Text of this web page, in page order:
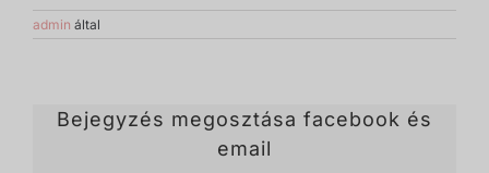
admin által
Bejegyzés megosztása facebook és
email